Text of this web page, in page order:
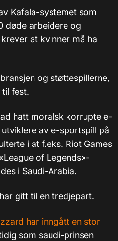
Kafala-systemet som
døde arbeidere og
at kvinner må ha
og støttespillerne,
fest.
hatt moralsk korrupte e-
av e-sportspill på
i at f.eks. Riot Games
of Legends»-
i Saudi-Arabia.
gitt til en tredjepart.
har inngått en stor
som saudi-prinsen